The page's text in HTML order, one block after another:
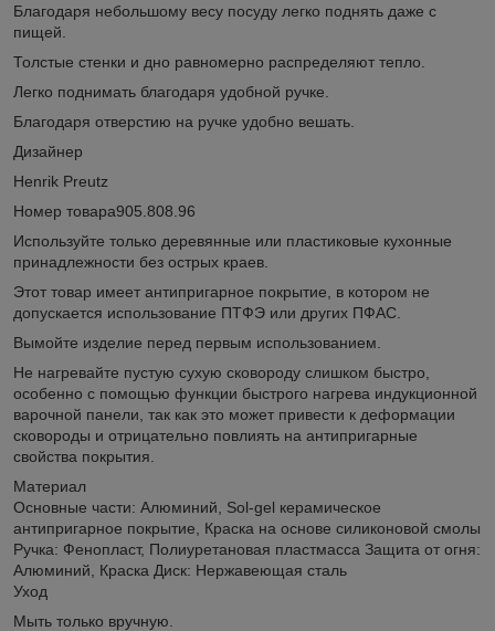
Благодаря небольшому весу посуду легко поднять даже с
пищей.
Толстые стенки и дно равномерно распределяют тепло.
Легко поднимать благодаря удобной ручке.
Благодаря отверстию на ручке удобно вешать.
Дизайнер
Henrik Preutz
Номер товара905.808.96
Используйте только деревянные или пластиковые кухонные
принадлежности без острых краев.
Этот товар имеет антипригарное покрытие, в котором не
допускается использование ПТФЭ или других ПФАС.
Вымойте изделие перед первым использованием.
Не нагревайте пустую сухую сковороду слишком быстро,
особенно с помощью функции быстрого нагрева индукционной
варочной панели, так как это может привести к деформации
сковороды и отрицательно повлиять на антипригарные
свойства покрытия.
Материал
Основные части: Алюминий, Sol-gel керамическое
антипригарное покрытие, Краска на основе силиконовой смолы
Ручка: Фенопласт, Полиуретановая пластмасса Защита от огня:
Алюминий, Краска Диск: Нержавеющая сталь
Уход
Мыть только вручную.